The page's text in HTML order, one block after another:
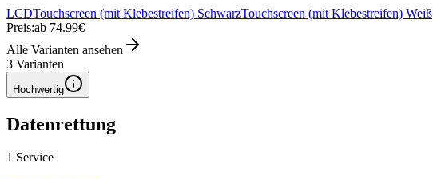
LCDTouchscreen (mit Klebestreifen) SchwarzTouchscreen (mit Klebestreifen) Weiß
Preis:ab 74.99€
Alle Varianten ansehen
3 Varianten
Hochwertig
Datenrettung
1 Service